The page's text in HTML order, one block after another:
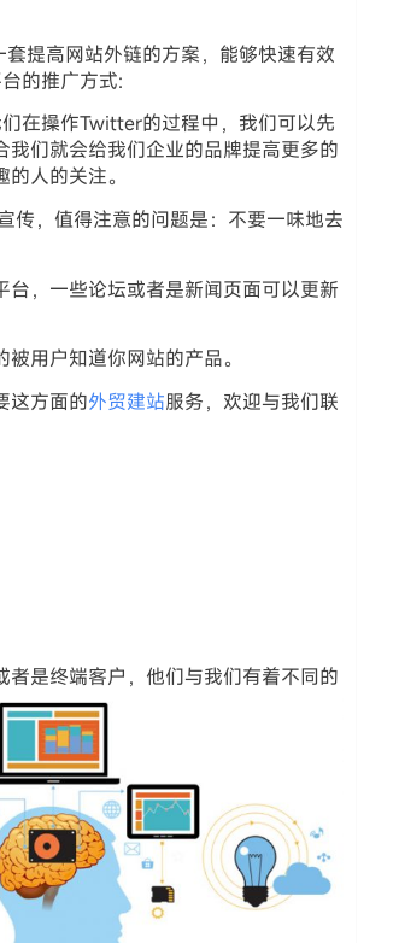
提高网站外链的方案，能够快速有效
的推广方式:
在操作Twitter的过程中，我们可以先
们就会给我们企业的品牌提高更多的
人的关注。
传，值得注意的问题是：不要一味地去
，一些论坛或者是新闻页面可以更新
用户知道你网站的产品。
这方面的外贸建站服务，欢迎与我们联
是终端客户，他们与我们有着不同的